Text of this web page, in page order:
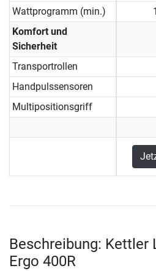
Wattprogramm (min.)
Komfort und
Sicherheit
Transportrollen
Handpulssensoren
Multipositionsgriff
Beschreibung: Kettler
Ergo 400R